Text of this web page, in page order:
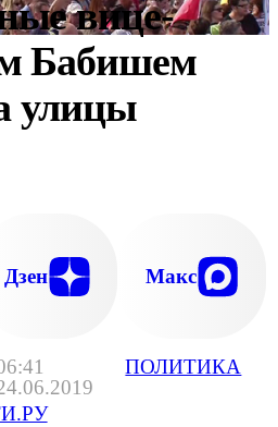
ПОЛИТИКА
вице-
Бабишем
улицы
Дзен Макс